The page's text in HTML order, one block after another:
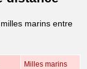
marins entre
Milles marins